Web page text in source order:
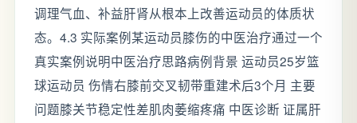
调理气血、补益肝肾从根本上改善运动员的体质状
态。4.3 实际案例某运动员膝伤的中医治疗通过一个
真实案例说明中医治疗思路病例背景 运动员25岁篮
球运动员 伤情右膝前交叉韧带重建术后3个月 主要
问题膝关节稳定性差肌肉萎缩疼痛 中医诊断 证属肝